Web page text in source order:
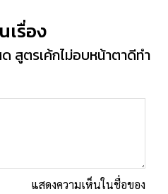
เรื่อง
สูตรเค้กไม่อบหน้าตาดีทำ
แสดงความเห็นในชื่อของ